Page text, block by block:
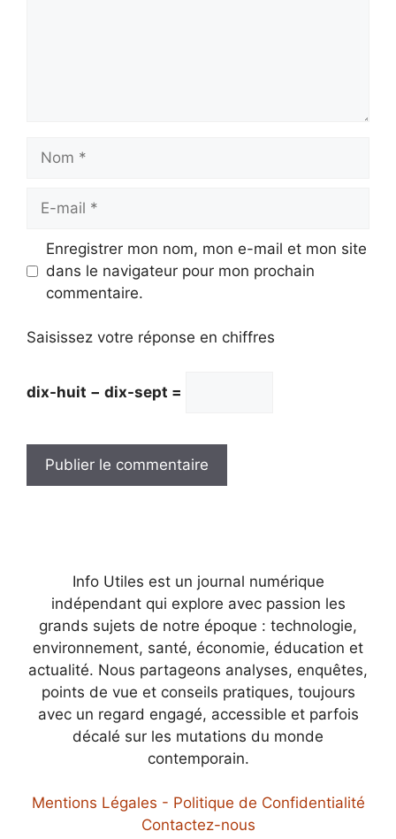
mail
Enregistrer mon nom, mon e-mail et mon site
dans le navigateur pour mon prochain
commentaire.
Saisissez votre réponse en chiffres
dix-huit − dix-sept =
Info Utiles est un journal numérique
indépendant qui explore avec passion les
grands sujets de notre époque : technologie,
environnement, santé, économie, éducation et
actualité. Nous partageons analyses, enquêtes,
points de vue et conseils pratiques, toujours
avec un regard engagé, accessible et parfois
décalé sur les mutations du monde
contemporain.
Mentions Légales - Politique de Confidentialité
Contactez-nous